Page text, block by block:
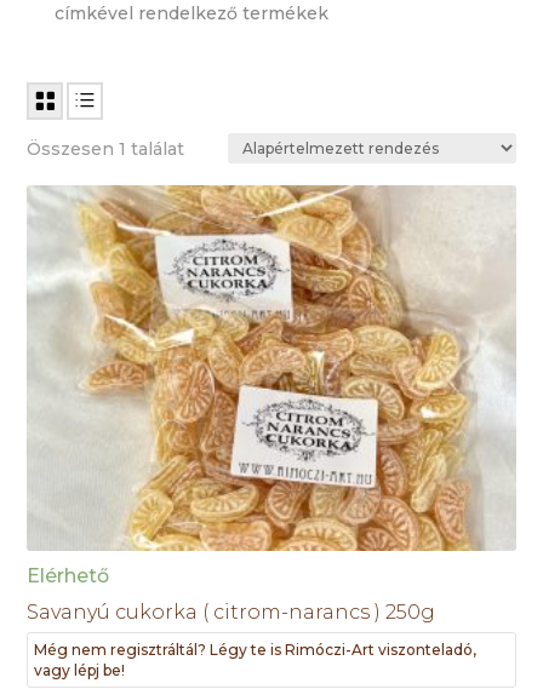
címkével rendelkező termékek
Összesen 1 találat
Elérhető
Savanyú cukorka ( citrom-narancs ) 250g
Még nem regisztráltál? Légy te is Rimóczi-Art viszonteladó,
vagy lépj be!